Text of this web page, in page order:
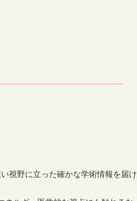
視野に立った確かな学術情報を届け